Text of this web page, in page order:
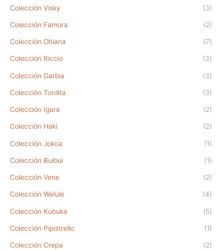
Colección Visky (3)
Colección Famora (2)
Colección Ohiana (7)
Colección Riccio (3)
Colección Garbia (3)
Colección Tordita (3)
Colección Igara (2)
Colección Haki (2)
Colección Jokoa (1)
Colección Buibui (1)
Colección Vene (2)
Colección Welule (4)
Colección Kubuka (5)
Colección Pipistrello (1)
Colección Crepa (2)